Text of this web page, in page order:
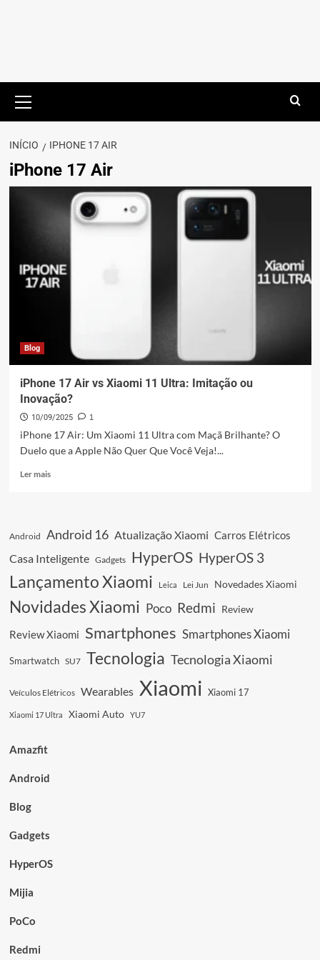
principal
INÍCIO IPHONE 17 AIR
iPhone 17 Air
Blog
iPhone 17 Air vs Xiaomi 11 Ultra: Imitação ou
Inovação?
10/09/2025 1
iPhone 17 Air: Um Xiaomi 11 Ultra com Maçã Brilhante? O
Duelo que a Apple Não Quer Que Você Veja!...
Ler maisLeia
Air
vs
Xiaomi
11
Imitação
Inovação?
Android Android 16 Atualização Xiaomi Carros Elétricos
Casa Inteligente Gadgets HyperOS HyperOS 3
Lançamento Xiaomi Leica Lei Jun Novedades Xiaomi
Novidades Xiaomi Poco Redmi Review
Review Xiaomi Smartphones Smartphones Xiaomi
Smartwatch SU7 Tecnologia Tecnologia Xiaomi
Veículos Elétricos Wearables Xiaomi Xiaomi 17
Xiaomi 17 Ultra Xiaomi Auto YU7
Amazfit
Android
Blog
Gadgets
HyperOS
Mijia
PoCo
Redmi